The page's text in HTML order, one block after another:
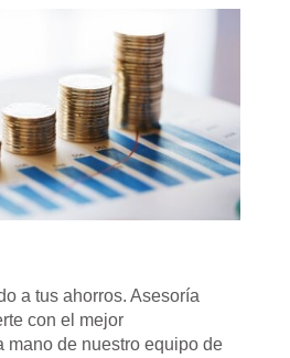
a tus ahorros. Asesoría
con el mejor
mano de nuestro equipo de